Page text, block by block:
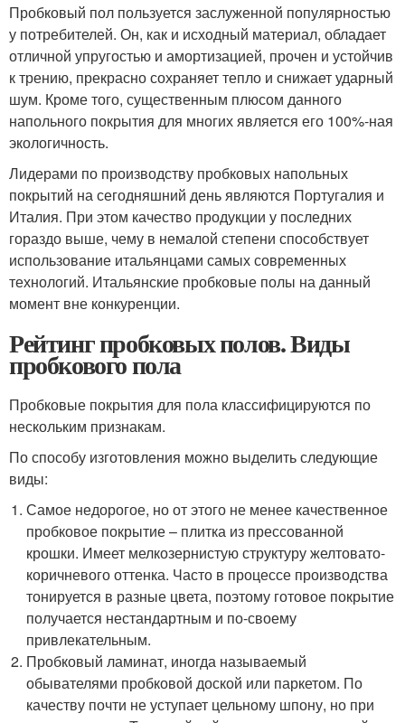
Пробковый пол пользуется заслуженной популярностью
у потребителей. Он, как и исходный материал, обладает
отличной упругостью и амортизацией, прочен и устойчив
к трению, прекрасно сохраняет тепло и снижает ударный
шум. Кроме того, существенным плюсом данного
напольного покрытия для многих является его 100%-ная
экологичность.
Лидерами по производству пробковых напольных
покрытий на сегодняшний день являются Португалия и
Италия. При этом качество продукции у последних
гораздо выше, чему в немалой степени способствует
использование итальянцами самых современных
технологий. Итальянские пробковые полы на данный
момент вне конкуренции.
Рейтинг пробковых полов. Виды
пробкового пола
Пробковые покрытия для пола классифицируются по
нескольким признакам.
По способу изготовления можно выделить следующие
виды:
Самое недорогое, но от этого не менее качественное
пробковое покрытие – плитка из прессованной
крошки. Имеет мелкозернистую структуру желтовато-
коричневого оттенка. Часто в процессе производства
тонируется в разные цвета, поэтому готовое покрытие
получается нестандартным и по-своему
привлекательным.
Пробковый ламинат, иногда называемый
обывателями пробковой доской или паркетом. По
качеству почти не уступает цельному шпону, но при